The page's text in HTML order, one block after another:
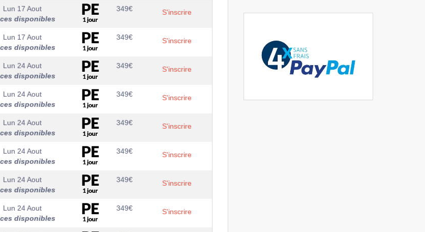
Lun 17 Aout
disponibles
349€ S'inscrire
Lun 17 Aout
disponibles
349€ S'inscrire
Lun 24 Aout
disponibles
349€ S'inscrire
Lun 24 Aout
disponibles
349€ S'inscrire
Lun 24 Aout
disponibles
349€ S'inscrire
Lun 24 Aout
disponibles
349€ S'inscrire
Lun 24 Aout
disponibles
349€ S'inscrire
Lun 24 Aout
disponibles
349€ S'inscrire